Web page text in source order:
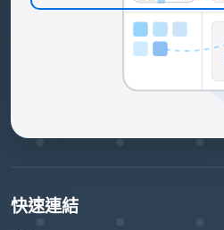
快速連結